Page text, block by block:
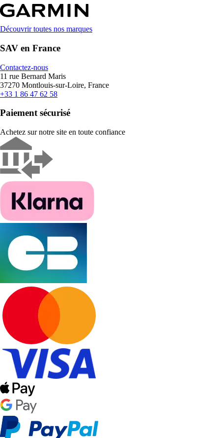
Découvrir toutes nos marques
SAV en France
Contactez-nous
11 rue Bernard Maris
37270 Montlouis-sur-Loire, France
+33 1 86 47 62 58
Paiement sécurisé
Achetez sur notre site en toute confiance